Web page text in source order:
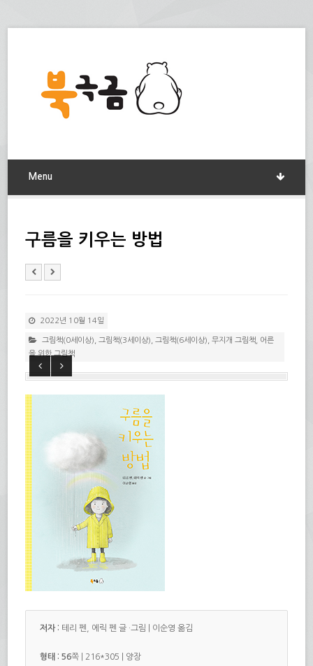
Menu
구름을 키우는 방법
2022년 10월 14일
그림책(0세이상) ,그림책(3세이상) ,그림책(6세이상) ,무지개 그림책
어른
을 위한 그림책
저자 : 테리 펜, 에릭 펜 글 ·그림 | 이순영 옮김
형태 : 56쪽 216*305 | 양장